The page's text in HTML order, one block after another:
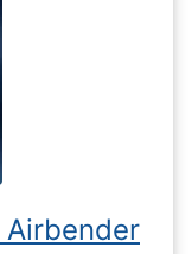
Airbender